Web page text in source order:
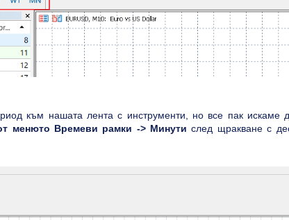
към нашата лента с инструменти, но все пак искаме
менюто Времеви рамки -> Минути след щракване с